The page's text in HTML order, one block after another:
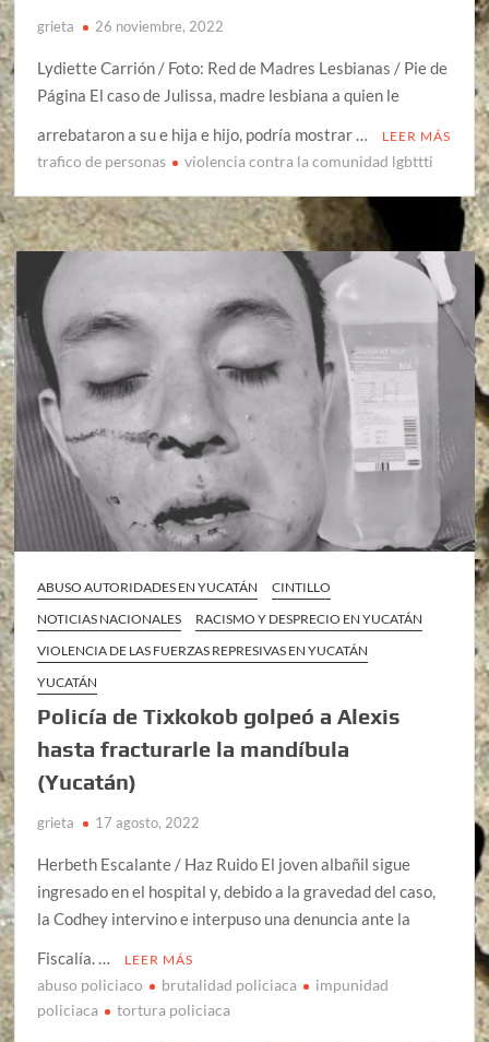
grieta 26 noviembre, 2022
Lydiette Carrión / Foto: Red de Madres Lesbianas / Pie de
Página El caso de Julissa, madre lesbiana a quien le
arrebataron a su e hija e hijo, podría mostrar …
LEER MÁS
trafico de personas violencia contra la comunidad lgbttti
ABUSO AUTORIDADES EN YUCATÁN
CINTILLO
NOTICIAS NACIONALES
RACISMO Y DESPRECIO EN YUCATÁN
VIOLENCIA DE LAS FUERZAS REPRESIVAS EN YUCATÁN
YUCATÁN
Policía de Tixkokob golpeó a Alexis
hasta fracturarle la mandíbula
(Yucatán)
grieta 17 agosto, 2022
Herbeth Escalante / Haz Ruido El joven albañil sigue
ingresado en el hospital y, debido a la gravedad del caso,
la Codhey intervino e interpuso una denuncia ante la
Fiscalía. …
LEER MÁS
abuso policiaco brutalidad policiaca
impunidad
policiaca
tortura policiaca